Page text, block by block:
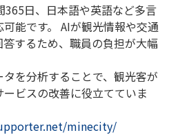
365日、日本語や英語など多言
能です。 AIが観光情報や交通
するため、職員の負担が大幅
を分析することで、観光客が
ビスの改善に役立てていま
minecity/